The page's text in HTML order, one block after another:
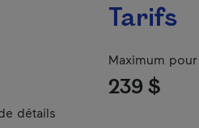
détails
Tarifs
Maximum
239 $